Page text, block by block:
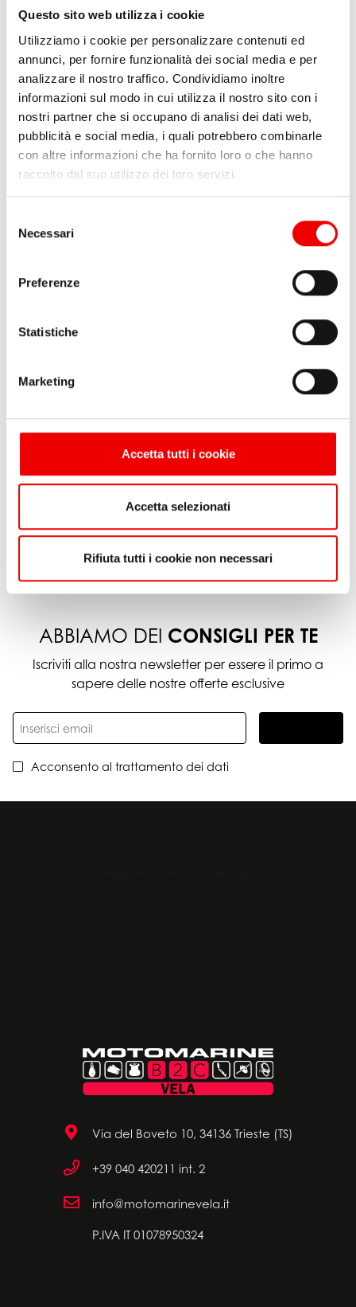
Questo sito web utilizza i cookie
Utilizziamo i cookie per personalizzare contenuti ed
annunci, per fornire funzionalità dei social media e per
analizzare il nostro traffico. Condividiamo inoltre
informazioni sul modo in cui utilizza il nostro sito con i
nostri partner che si occupano di analisi dei dati web,
pubblicità e social media, i quali potrebbero combinarle
con altre informazioni che ha fornito loro o che hanno
raccolto dal suo utilizzo dei loro servizi.
delNecessari
Preferenze
Statistiche
Marketing
Accetta tutti i cookie
Accetta selezionati
Rifiuta tutti i cookie non necessari
Coppella Blue Wave Ø3-4
da 3,00 €
1 varianti
Coppella Blue wave Ø5
da 3,00 €
1 varianti
da 3,00 €
1 varianti
Coppella Blue Wave Ø8-
10
da 3,70 €
ABBIAMO DEI CONSIGLI PER TE
Iscriviti alla nostra newsletter per essere il primo a
sapere delle nostre offerte esclusive
Acconsento al trattamento dei dati
Via del Boveto 10, 34136 Trieste (TS)
+39 040 420211 int. 2
info@motomarinevela.it
P.IVA IT 01078950324